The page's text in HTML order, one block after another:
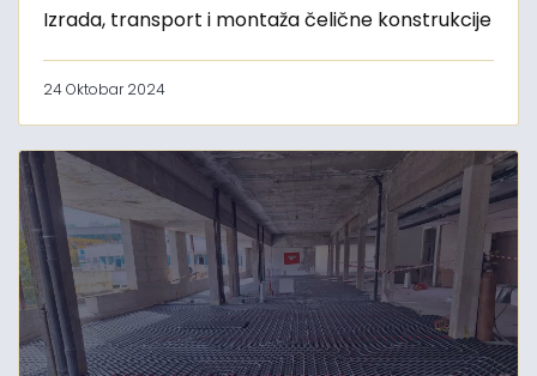
Izrada, transport i montaža čelične konstrukcije
24 Oktobar 2024